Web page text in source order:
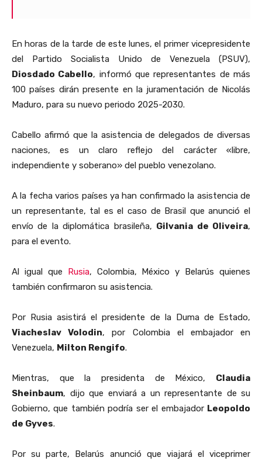
En horas de la tarde de este lunes, el primer vicepresidente
del Partido Socialista Unido de Venezuela (PSUV),
Diosdado Cabello, informó que representantes de más
100 países dirán presente en la juramentación de Nicolás
Maduro, para su nuevo periodo 2025-2030.
Cabello afirmó que la asistencia de delegados de diversas
naciones, es un claro reflejo del carácter «libre,
independiente y soberano» del pueblo venezolano.
A la fecha varios países ya han confirmado la asistencia de
un representante, tal es el caso de Brasil que anunció el
envío de la diplomática brasileña, Gilvania de Oliveira,
para el evento.
Al igual que Rusia, Colombia, México y Belarús quienes
también confirmaron su asistencia.
Por Rusia asistirá el presidente de la Duma de Estado,
Viacheslav Volodin, por Colombia el embajador en
Venezuela, Milton Rengifo.
Mientras, que la presidenta de México, Claudia
Sheinbaum, dijo que enviará a un representante de su
Gobierno, que también podría ser el embajador Leopoldo
de Gyves.
Por su parte, Belarús anunció que viajará el viceprimer